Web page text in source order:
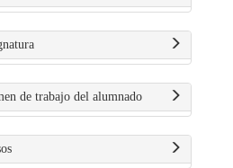
de trabajo del alumnado